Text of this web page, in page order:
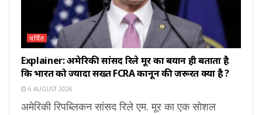
चर्चित
Explainer: अमेरिकी सांसद रिले मूर का बयान ही बताता है
कि भारत को ज्यादा सख्त FCRA कानून की जरूरत क्यों है ?
6 AUGUST 2026
अमेरिकी रिपब्लिकन सांसद रिले एम. मूर का एक सोशल